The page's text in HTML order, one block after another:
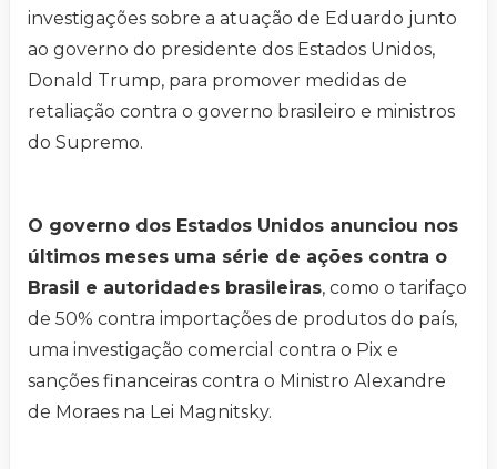
investigações sobre a atuação de Eduardo junto
ao governo do presidente dos Estados Unidos,
Donald Trump, para promover medidas de
retaliação contra o governo brasileiro e ministros
do Supremo.
O governo dos Estados Unidos anunciou nos
últimos meses uma série de ações contra o
Brasil e autoridades brasileiras, como o tarifaço
de 50% contra importações de produtos do país,
uma investigação comercial contra o Pix e
sanções financeiras contra o Ministro Alexandre
de Moraes na Lei Magnitsky.